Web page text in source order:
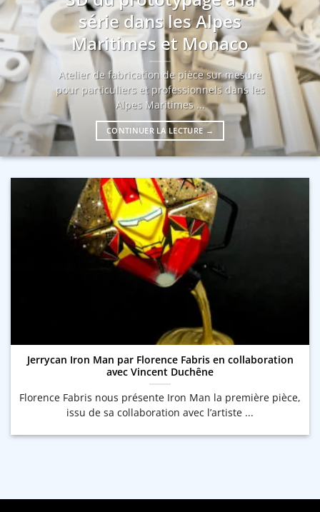
série dans les Alpes
Maritimes et Monaco
Atelier de fabrication de pièce sur mesure
pour particuliers et professionnels dans les
Alpes Maritimes ...
CONTINUER LA LECTURE →
Jerrycan Iron Man par Florence Fabris en collaboration
avec Vincent Duchêne
Florence Fabris nous présente Iron Man la première pièce,
issu de sa collaboration avec l’artiste ...